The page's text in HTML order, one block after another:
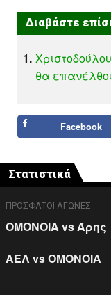
Διαβάστε
1.
θα
Facebook
Στατιστικά
ΠΡΟΣΦΑΤΟΙ ΑΓΩΝΕΣ
ΟΜΟΝΟΙΑ vs Άρης
ΑΕΛ vs ΟΜΟΝΟΙΑ